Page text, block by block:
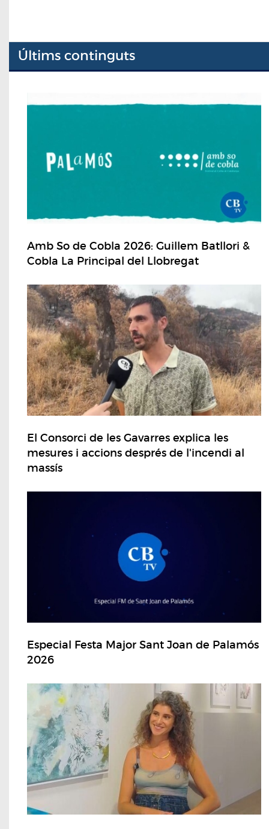
Últims continguts
Amb So de Cobla 2026: Guillem Batllori &
Cobla La Principal del Llobregat
El Consorci de les Gavarres explica les
mesures i accions després de l'incendi al
massís
Especial Festa Major Sant Joan de Palamós
2026